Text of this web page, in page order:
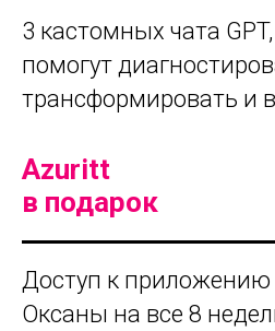
3 кастомных чата
помогут
трансформировать и
Azuritt
в подарок
Доступ к
Оксаны на все 8